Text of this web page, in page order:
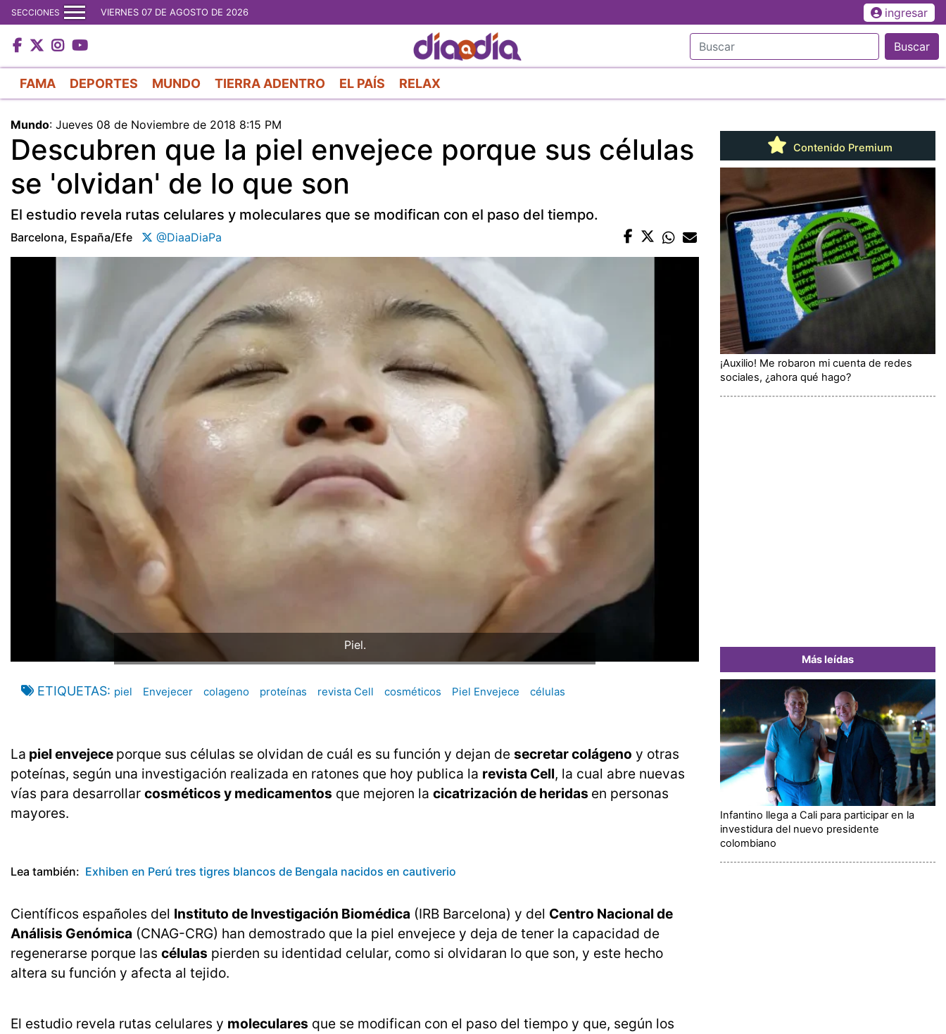
al
contenido
principal
SECCIONES VIERNES 07 DE AGOSTO DE 2026 ingresar
Buscar
FAMA DEPORTES MUNDO TIERRA ADENTRO EL PAÍS RELAX
Mundo: Jueves 08 de Noviembre de 2018 8:15 PM
Descubren que la piel envejece porque sus células
se 'olvidan' de lo que son
El estudio revela rutas celulares y moleculares que se modifican con el paso del tiempo.
Barcelona, España/efe @DiaaDiaPa
Piel.
ETIQUETAS piel Envejecer colageno proteínas revista Cell cosméticos Piel Envejece células
La piel envejece porque sus células se olvidan de cuál es su función y dejan de secretar colágeno y otras
poteínas, según una investigación realizada en ratones que hoy publica la revista Cell, la cual abre nuevas
vías para desarrollar cosméticos y medicamentos que mejoren la cicatrización de heridas en personas
mayores.
Lea también: Exhiben en Perú tres tigres blancos de Bengala nacidos en cautiverio
Científicos españoles del Instituto de Investigación Biomédica (IRB Barcelona) y del Centro Nacional de
Análisis Genómica (CNAG-CRG) han demostrado que la piel envejece y deja de tener la capacidad de
regenerarse porque las células pierden su identidad celular, como si olvidaran lo que son, y este hecho
altera su función y afecta al tejido.
El estudio revela rutas celulares y moleculares que se modifican con el paso del tiempo y que, según los
Contenido Premium
¡Auxilio! Me robaron mi cuenta de redes
sociales, ¿ahora qué hago?
Más leídas
Infantino llega a Cali para participar en la
investidura del nuevo presidente
colombiano